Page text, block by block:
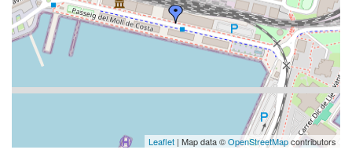
Leaflet | Map data ©OpenStreetMapcontributors